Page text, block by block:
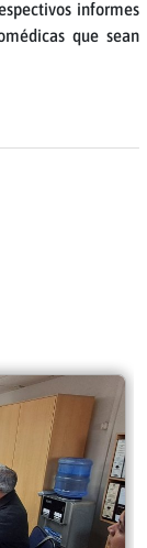
informes
que sean